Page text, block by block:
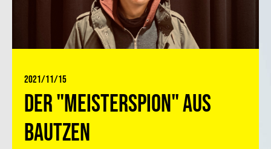
2021/11/15
Der "Meisterspion" aus
Bautzen